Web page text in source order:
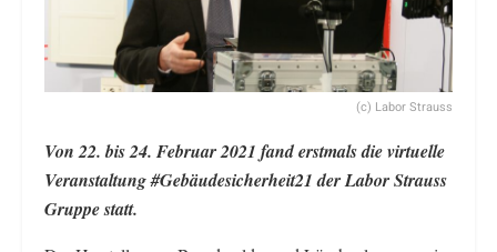
(c) Labor Strauss
Von 22. bis 24. Februar 2021 fand erstmals die virtuelle
Veranstaltung #Gebäudesicherheit21 der Labor Strauss
Gruppe statt.